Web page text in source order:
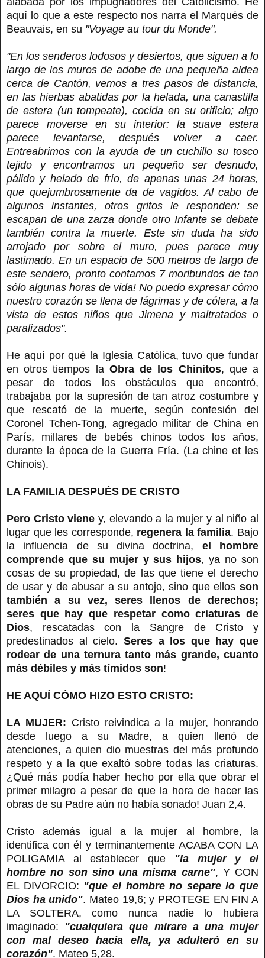
aquí lo que a este respecto nos narra el Marqués de
Beauvais, en su "Voyage au tour du Monde".
"En los senderos lodosos y desiertos, que siguen a lo
largo de los muros de adobe de una pequeña aldea
cerca de Cantón, vemos a tres pasos de distancia,
en las hierbas abatidas por la helada, una canastilla
de estera (un tompeate), cocida en su orificio; algo
parece moverse en su interior: la suave estera
parece levantarse, después volver a caer.
Entreabrimos con la ayuda de un cuchillo su tosco
tejido y encontramos un pequeño ser desnudo,
pálido y helado de frío, de apenas unas 24 horas,
que quejumbrosamente da de vagidos. Al cabo de
algunos instantes, otros gritos le responden: se
escapan de una zarza donde otro Infante se debate
también contra la muerte. Este sin duda ha sido
arrojado por sobre el muro, pues parece muy
lastimado. En un espacio de 500 metros de largo de
este sendero, pronto contamos 7 moribundos de tan
sólo algunas horas de vida! No puedo expresar cómo
nuestro corazón se llena de lágrimas y de cólera, a la
vista de estos niños que Jimena y maltratados o
paralizados".
He aquí por qué la Iglesia Católica, tuvo que fundar
en otros tiempos la Obra de los Chinitos, que a
pesar de todos los obstáculos que encontró,
trabajaba por la supresión de tan atroz costumbre y
que rescató de la muerte, según confesión del
Coronel Tchen-Tong, agregado militar de China en
París, millares de bebés chinos todos los años,
durante la época de la Guerra Fría. (La chine et les
Chinois).
LA FAMILIA DESPUÉS DE CRISTO
Pero Cristo viene y, elevando a la mujer y al niño al
lugar que les corresponde, regenera la familia. Bajo
la influencia de su divina doctrina, el hombre
comprende que su mujer y sus hijos, ya no son
cosas de su propiedad, de las que tiene el derecho
de usar y de abusar a su antojo, sino que ellos son
también a su vez, seres llenos de derechos;
seres que hay que respetar como criaturas de
Dios, rescatadas con la Sangre de Cristo y
predestinados al cielo. Seres a los que hay que
rodear de una ternura tanto más grande, cuanto
más débiles y más tímidos son!
HE AQUÍ CÓMO HIZO ESTO CRISTO:
LA MUJER: Cristo reivindica a la mujer, honrando
desde luego a su Madre, a quien llenó de
atenciones, a quien dio muestras del más profundo
respeto y a la que exaltó sobre todas las criaturas.
¿Qué más podía haber hecho por ella que obrar el
primer milagro a pesar de que la hora de hacer las
obras de su Padre aún no había sonado! Juan 2,4.
Cristo además igual a la mujer al hombre, la
identifica con él y terminantemente ACABA CON LA
POLIGAMIA al establecer que
"la mujer y el
hombre no son sino una misma carne", Y CON
EL DIVORCIO: "que el hombre no separe lo que
Dios ha unido". Mateo 19,6; y PROTEGE EN FIN A
LA SOLTERA, como nunca nadie lo hubiera
imaginado: "cualquiera que mirare a una mujer
con mal deseo hacia ella, ya adulteró en su
corazón". Mateo 5,28.